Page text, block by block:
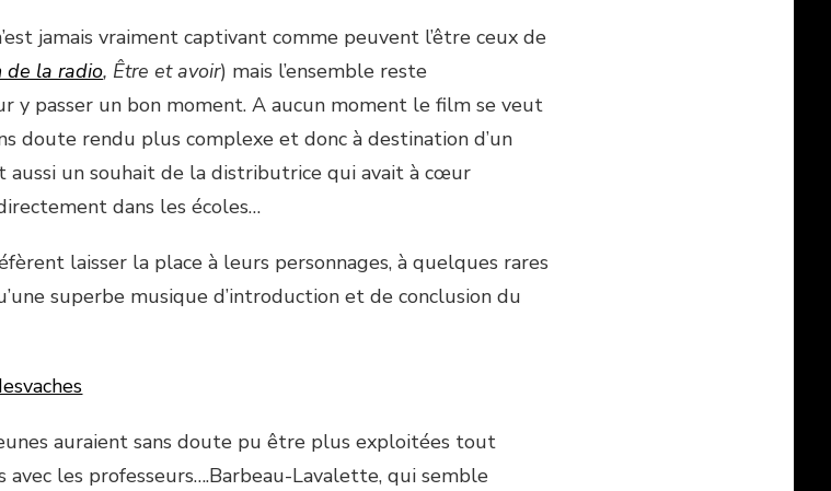
jamais vraiment captivant comme peuvent l’être ceux de
de la radio, Être et avoir) mais l’ensemble reste
y passer un bon moment. A aucun moment le film se veut
doute rendu plus complexe et donc à destination d’un
aussi un souhait de la distributrice qui avait à cœur
dans les écoles…
laisser la place à leurs personnages, à quelques rares
superbe musique d’introduction et de conclusion du
auraient sans doute pu être plus exploitées tout
avec les professeurs….Barbeau-Lavalette, qui semble